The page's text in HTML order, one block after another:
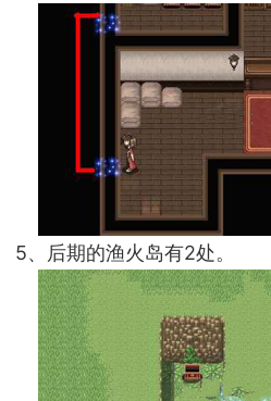
5、后期的渔火岛有2处。